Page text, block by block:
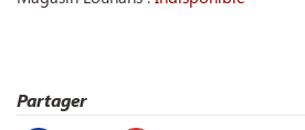
Partager